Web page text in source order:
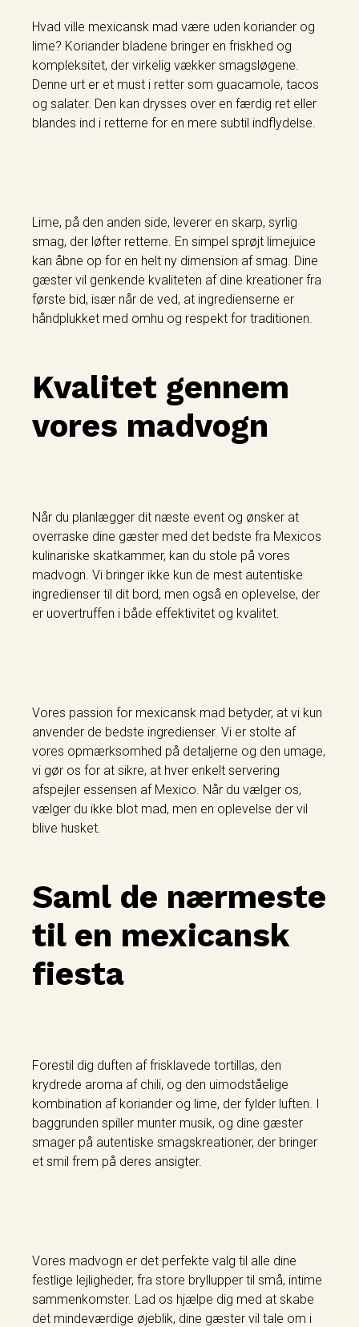
Hvad ville mexicansk mad være uden koriander og
lime? Koriander bladene bringer en friskhed og
kompleksitet, der virkelig vækker smagsløgene.
Denne urt er et must i retter som guacamole, tacos
og salater. Den kan drysses over en færdig ret eller
blandes ind i retterne for en mere subtil indflydelse.
Lime, på den anden side, leverer en skarp, syrlig
smag, der løfter retterne. En simpel sprøjt limejuice
kan åbne op for en helt ny dimension af smag. Dine
gæster vil genkende kvaliteten af dine kreationer fra
første bid, især når de ved, at ingredienserne er
håndplukket med omhu og respekt for traditionen.
Kvalitet gennem
vores madvogn
Når du planlægger dit næste event og ønsker at
overraske dine gæster med det bedste fra Mexicos
kulinariske skatkammer, kan du stole på vores
madvogn. Vi bringer ikke kun de mest autentiske
ingredienser til dit bord, men også en oplevelse, der
er uovertruffen i både effektivitet og kvalitet.
Vores passion for mexicansk mad betyder, at vi kun
anvender de bedste ingredienser. Vi er stolte af
vores opmærksomhed på detaljerne og den umage,
vi gør os for at sikre, at hver enkelt servering
afspejler essensen af Mexico. Når du vælger os,
vælger du ikke blot mad, men en oplevelse der vil
blive husket.
Saml de nærmeste
til en mexicansk
fiesta
Forestil dig duften af frisklavede tortillas, den
krydrede aroma af chili, og den uimodståelige
kombination af koriander og lime, der fylder luften. I
baggrunden spiller munter musik, og dine gæster
smager på autentiske smagskreationer, der bringer
et smil frem på deres ansigter.
Vores madvogn er det perfekte valg til alle dine
festlige lejligheder, fra store bryllupper til små, intime
sammenkomster. Lad os hjælpe dig med at skabe
det mindeværdige øjeblik, dine gæster vil tale om i